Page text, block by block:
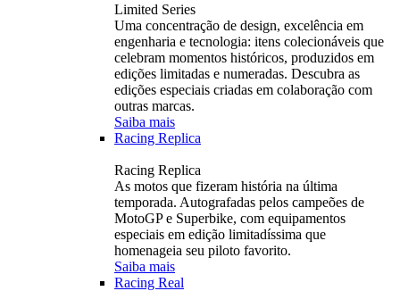
Limited Series
Uma concentração de design, excelência em
engenharia e tecnologia: itens colecionáveis ​​que
celebram momentos históricos, produzidos em
edições limitadas e numeradas. Descubra as
edições especiais criadas em colaboração com
outras marcas.
Saiba mais
Racing Replica
Racing Replica
As motos que fizeram história na última
temporada. Autografadas pelos campeões de
MotoGP e Superbike, com equipamentos
especiais em edição limitadíssima que
homenageia seu piloto favorito.
Saiba mais
Racing Real